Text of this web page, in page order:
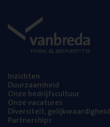
Inzich­ten
Duur­zaam­heid
Onze bedrijfs­cul­tuur
Onze vaca­tu­res
Diver­si­teit,
Part­ner­ships